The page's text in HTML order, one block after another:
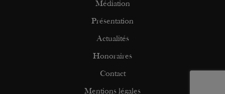
Médiation
Présentation
Actualités
Honoraires
Contact
Mentions légales